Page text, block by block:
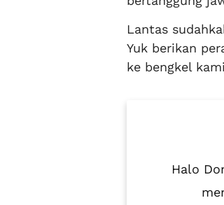
Lantas
Yuk berikan
ke bengkel
Halo